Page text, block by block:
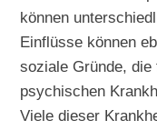
können
Einflüsse können
soziale Gründe,
psychischen
Viele dieser